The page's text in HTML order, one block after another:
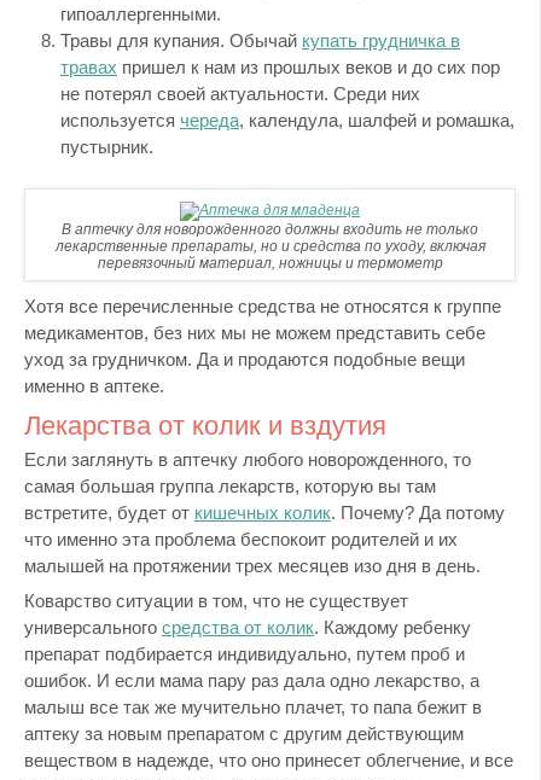
гипоаллергенными.
Травы для купания. Обычай купать грудничка в
травах пришел к нам из прошлых веков и до сих пор
не потерял своей актуальности. Среди них
используется череда, календула, шалфей и ромашка,
пустырник.
В аптечку для новорожденного должны входить не только
лекарственные препараты, но и средства по уходу, включая
перевязочный материал, ножницы и термометр
Хотя все перечисленные средства не относятся к группе
медикаментов, без них мы не можем представить себе
уход за грудничком. Да и продаются подобные вещи
именно в аптеке.
Лекарства от колик и вздутия
Если заглянуть в аптечку любого новорожденного, то
самая большая группа лекарств, которую вы там
встретите, будет от кишечных колик. Почему? Да потому
что именно эта проблема беспокоит родителей и их
малышей на протяжении трех месяцев изо дня в день.
Коварство ситуации в том, что не существует
универсального средства от колик. Каждому ребенку
препарат подбирается индивидуально, путем проб и
ошибок. И если мама пару раз дала одно лекарство, а
малыш все так же мучительно плачет, то папа бежит в
аптеку за новым препаратом с другим действующим
веществом в надежде, что оно принесет облегчение, и все